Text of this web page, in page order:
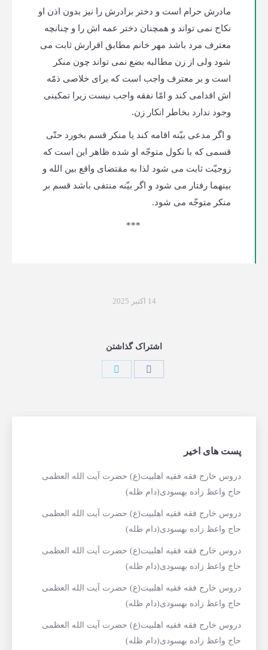
مادرش حرام است و دختر برادرش را نیز بدون اذن او
نکاح نمی تواند و همچنان دختر عمه اش را و چنانچه
معترف مرد باشد مهر خانم مطابق اقرارش ثابت می
شود ولی از زن مطالبه­ بضع نمی تواند چون منکر
است و بر معترف واجب است که برای خلاصی ذمّه
اش اقدامی کند و امّا نفقه واجب نیست زیرا تمکینی
وجود ندارد بخاطر انکار زن.
و اگر مدعی بیّنه­ اقامه کند یا منکر قسم بخورد حتّی
قسمی که با نکول متوجّه او شده ظاهر این است که
زوجیّت ثابت می شود لذا به مقتضای واقع بین الله و
بینهما رفتار می شود و اگر بیّنه منتفی باشد قسم بر
منکر متوجّه می شود.
***
14 اکتبر 2025
اشتراک گذاشتن
پست های اخیر
دروس خارج فقه فقیه اهلبیت(ع) حضرت آیت الله العظمی
حاج واعظ زاده بهسودی(دام ظله)
دروس خارج فقه فقیه اهلبیت(ع) حضرت آیت الله العظمی
حاج واعظ زاده بهسودی(دام ظله)
دروس خارج فقه فقیه اهلبیت(ع) حضرت آیت الله العظمی
حاج واعظ زاده بهسودی(دام ظله)
دروس خارج فقه فقیه اهلبیت(ع) حضرت آیت الله العظمی
حاج واعظ زاده بهسودی(دام ظله)
دروس خارج فقه فقیه اهلبیت(ع) حضرت آیت الله العظمی
حاج واعظ زاده بهسودی(دام ظله)